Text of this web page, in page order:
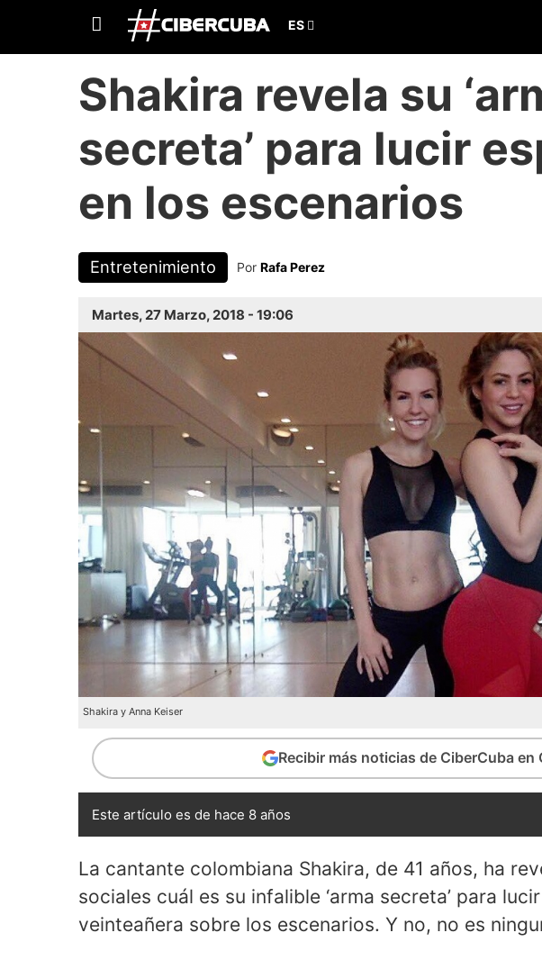
Shakira revela su
secreta’ para lucir
en los escenarios
Entretenimiento Por Rafa Perez
Martes, 27 Marzo, 2018 - 19:06
Shakira y Anna Keiser
Recibir más noticias de CiberCuba en
Este artículo es de hace 8 años
La cantante colombiana Shakira, de 41 años, ha
sociales cuál es su infalible ‘arma secreta’ para
veinteañera sobre los escenarios. Y no, no es